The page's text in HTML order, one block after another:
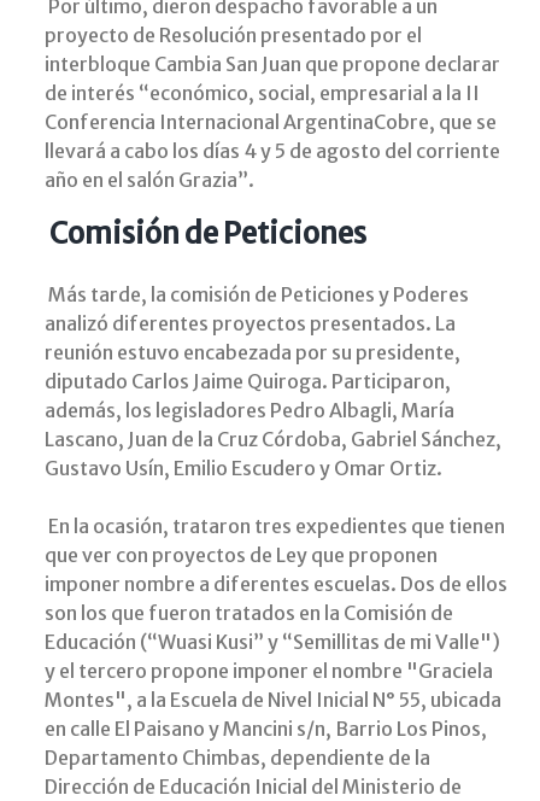
Por último, dieron despacho favorable a un
proyecto de Resolución presentado por el
interbloque Cambia San Juan que propone declarar
de interés “económico, social, empresarial a la II
Conferencia Internacional ArgentinaCobre, que se
llevará a cabo los días 4 y 5 de agosto del corriente
año en el salón Grazia”.
Comisión de Peticiones
Más tarde, la comisión de Peticiones y Poderes
analizó diferentes proyectos presentados. La
reunión estuvo encabezada por su presidente,
diputado Carlos Jaime Quiroga. Participaron,
además, los legisladores Pedro Albagli, María
Lascano, Juan de la Cruz Córdoba, Gabriel Sánchez,
Gustavo Usín, Emilio Escudero y Omar Ortiz.
En la ocasión, trataron tres expedientes que tienen
que ver con proyectos de Ley que proponen
imponer nombre a diferentes escuelas. Dos de ellos
son los que fueron tratados en la Comisión de
Educación (“Wuasi Kusi” y “Semillitas de mi Valle")
y el tercero propone imponer el nombre "Graciela
Montes", a la Escuela de Nivel Inicial N° 55, ubicada
en calle El Paisano y Mancini s/n, Barrio Los Pinos,
Departamento Chimbas, dependiente de la
Dirección de Educación Inicial del Ministerio de